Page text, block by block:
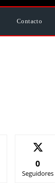
Contacto
0
Seguidores